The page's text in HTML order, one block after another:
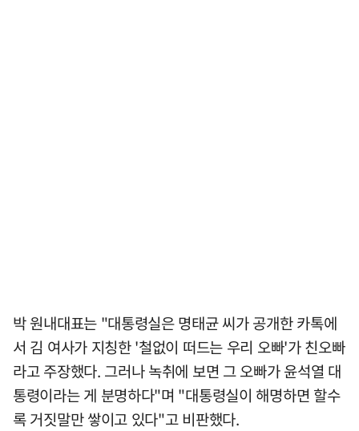
박 원내대표는 "대통령실은 명태균 씨가 공개한 카톡에
서 김 여사가 지칭한 '철없이 떠드는 우리 오빠'가 친오빠
라고 주장했다. 그러나 녹취에 보면 그 오빠가 윤석열 대
통령이라는 게 분명하다"며 "대통령실이 해명하면 할수
록 거짓말만 쌓이고 있다"고 비판했다.